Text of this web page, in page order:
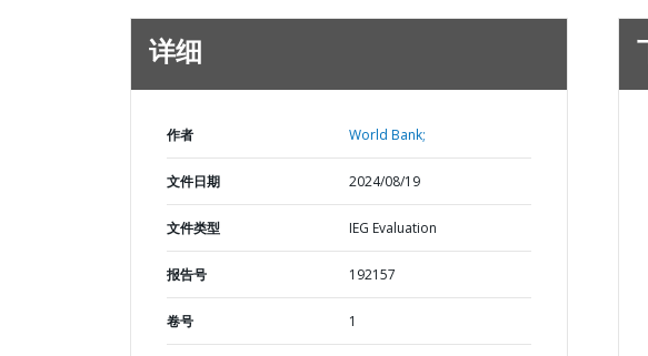
详细
作者 World Bank;
文件日期 2024/08/19
文件类型 IEG Evaluation
报告号 192157
卷号 1